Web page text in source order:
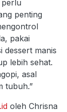
perlu
penting
pakai
dessert manis
lebih sehat.
asal
tubuh.”
oleh Chrisna